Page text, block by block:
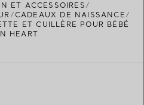
PROCHE
ET ACCESSOIRES
CADEAUX DE NAISSANCE
ET CUILLÈRE POUR BÉBÉ
HEART